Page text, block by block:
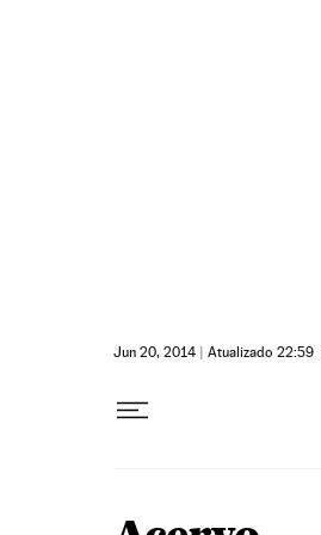
Jun 20, 2014 | Atualizado 22:59